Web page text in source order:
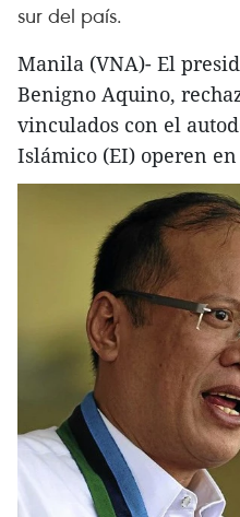
sur del país.
Manila (VNA)- El
Benigno Aquino,
vinculados con el
Islámico (EI) operen